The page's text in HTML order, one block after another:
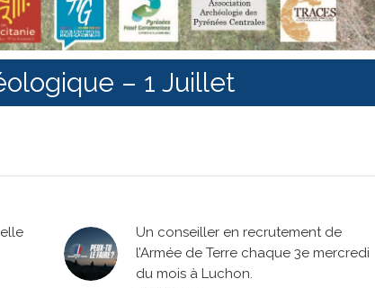
– 1 Juillet
Un conseiller en recrutement de
l’Armée de Terre chaque 3e mercredi
du mois à Luchon.